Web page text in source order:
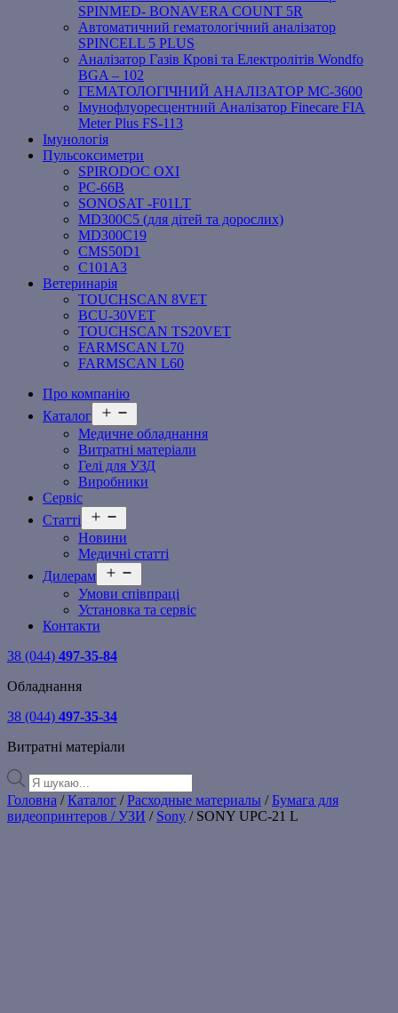
SPINMED- BONAVERA COUNT 5R
Автоматичний гематологічний аналізатор
SPINCELL 5 PLUS
Аналізатор Газів Крові та Електролітів Wondfo
BGA – 102
ГЕМАТОЛОГІЧНИЙ АНАЛІЗАТОР MC-3600
Імунофлуоресцентний Аналізатор Finecare FIA
Meter Plus FS-113
Імунологія
Пульсоксиметри
SPIRODOC OXI
PC-66B
SONOSAT -F01LT
MD300C5 (для дітей та дорослих)
MD300C19
СMS50D1
С101A3
Ветеринарія
TOUCHSCAN 8VET
BCU-30VET
TOUCHSCAN TS20VET
FARMSCAN L70
FARMSCAN L60
Про компанію
Каталог
меню
Медичне обладнання
Витратні матеріали
Гелі для УЗД
Виробники
Сервіс
Статті
меню
Новини
Медичні статті
Дилерам
меню
Умови співпраці
Установка та сервіс
Контакти
38 (044) 497-35-84
Обладнання
38 (044) 497-35-34
Витратні матеріали
Products
search
Головна /Каталог /Расходные материалы / Бумага для
видеопринтеров / УЗИ / Sony / SONY UPC-21 L